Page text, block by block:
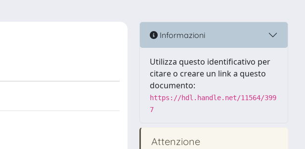
Informazioni
Utilizza questo identificativo per
citare o creare un link a questo
documento:
https://hdl.handle.net/11564/399
7
Attenzione